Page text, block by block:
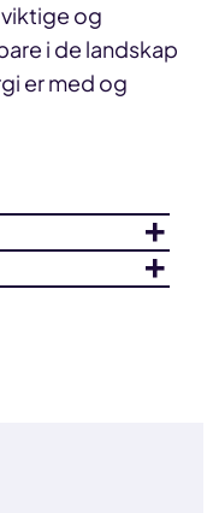
og
i de landskap
er med og